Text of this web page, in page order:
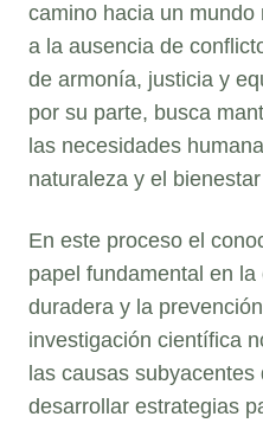
camino hacia un
a la ausencia de
de armonía, justicia y
por su parte, busca
las necesidades
naturaleza y el
En este proceso el
papel fundamental en
duradera y la
investigación científica
las causas
desarrollar estrategias